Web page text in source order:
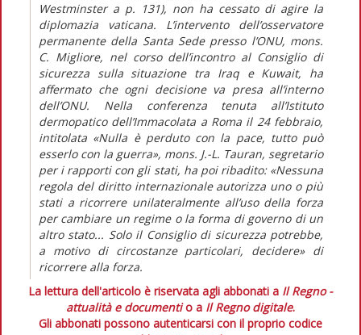
Westminster a p. 131), non ha cessato di agire la
diplomazia vaticana. L’intervento dell’osservatore
permanente della Santa Sede presso l’ONU, mons.
C. Migliore, nel corso dell’incontro al Consiglio di
sicurezza sulla situazione tra Iraq e Kuwait, ha
affermato che ogni decisione va presa all’interno
dell’ONU. Nella conferenza tenuta all’Istituto
dermopatico dell’Immacolata a Roma il 24 febbraio,
intitolata «Nulla è perduto con la pace, tutto può
esserlo con la guerra», mons. J.-L. Tauran, segretario
per i rapporti con gli stati, ha poi ribadito: «Nessuna
regola del diritto internazionale autorizza uno o più
stati a ricorrere unilateralmente all’uso della forza
per cambiare un regime o la forma di governo di un
altro stato... Solo il Consiglio di sicurezza potrebbe,
a motivo di circostanze particolari, decidere» di
ricorrere alla forza.
La lettura dell'articolo è riservata agli abbonati a Il Regno -
attualità e documentio a Il Regno digitale.
Gli abbonati possono autenticarsi con il proprio codice